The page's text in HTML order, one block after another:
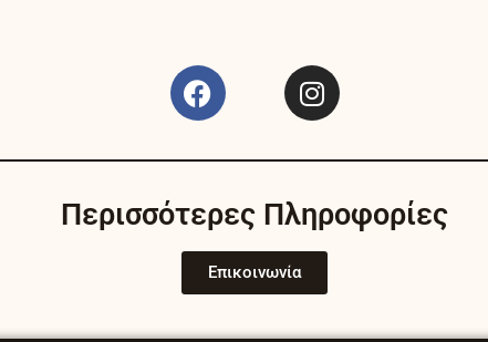
F
a
e
o
o
k
I
n
t
g
r
m
Περισσότερες Πληροφορίες
Επικοινωνία